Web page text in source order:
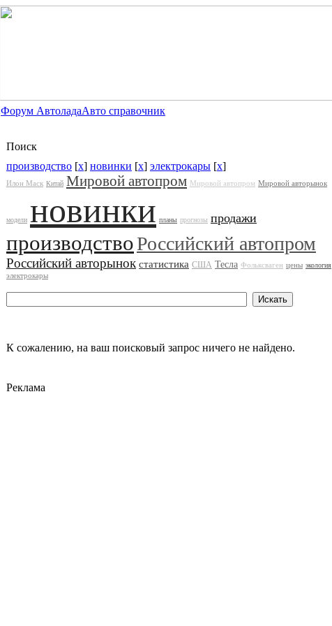
Форум АвтоладаАвто справочник
Поиск
производство [x] новинки [x] электрокары [x]
Илон Маск Китай Мировой автопром Мировой автопром Мировой авторынок
модели новинки планы прогнозы продажи
производствоРоссийский автопром
Российский авторынок статистика США Тесла Фольксваген цены экология
электрокары
К сожалению, на ваш поисковый запрос ничего не найдено.
Реклама